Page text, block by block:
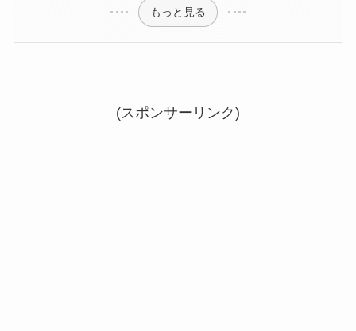
もっと見る
(スポンサーリンク)